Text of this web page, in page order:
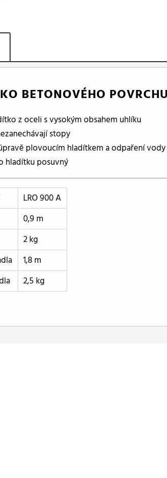
BETONOVÉHO
z oceli s vysokým obsahem uhlíku
stopy
plovoucím hladítkem a odpaření
hladítku posuvný
LRO 900 A
0,9 m
2 kg
1,8 m
2,5 kg